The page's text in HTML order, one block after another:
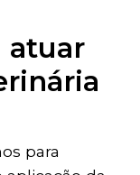
atuar
para